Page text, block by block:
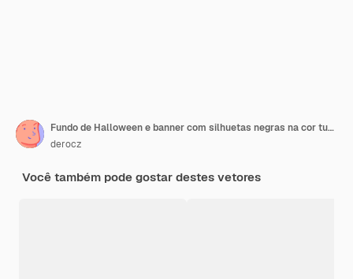
Fundo de Halloween e banner com silhuetas negras na cor turquesa
derocz
Você também pode gostar destes vetores